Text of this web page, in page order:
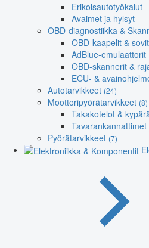
Erikoisautotyökalut
Avaimet ja hylsyt
OBD-diagnostiikka &
OBD-kaapelit &
AdBlue-emulaattorit
OBD-skannerit &
ECU- &
Autotarvikkeet (24)
Moottoripyörätarvikkeet (8)
Takakotelot &
Pyörätarvikkeet (7)